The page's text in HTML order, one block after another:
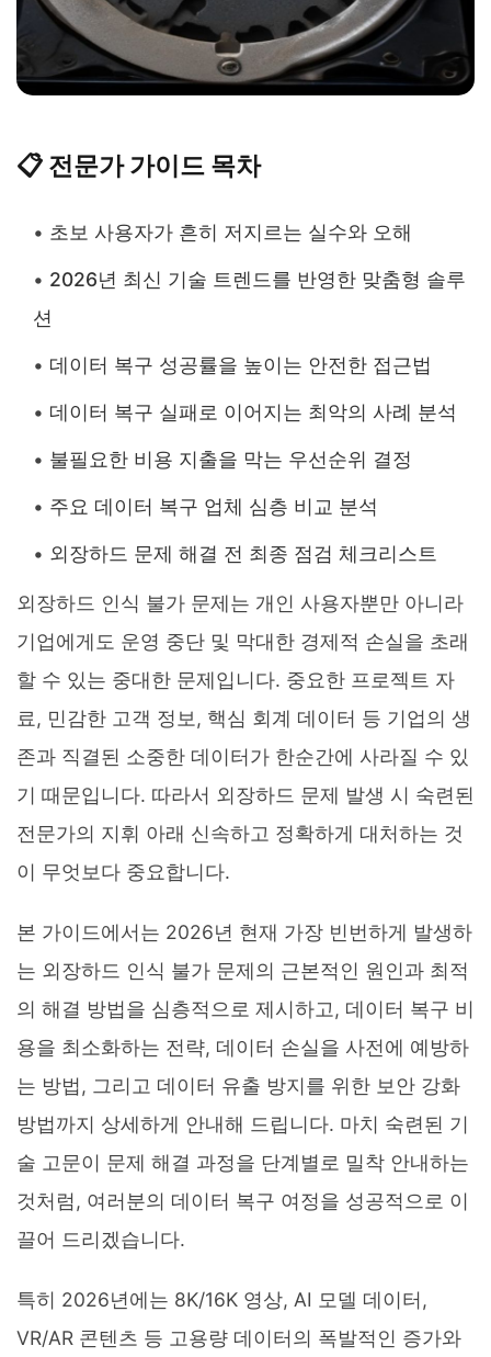
📋 전문가 가이드 목차
초보 사용자가 흔히 저지르는 실수와 오해
2026년 최신 기술 트렌드를 반영한 맞춤형 솔루
션
데이터 복구 성공률을 높이는 안전한 접근법
데이터 복구 실패로 이어지는 최악의 사례 분석
불필요한 비용 지출을 막는 우선순위 결정
주요 데이터 복구 업체 심층 비교 분석
외장하드 문제 해결 전 최종 점검 체크리스트
외장하드 인식 불가 문제는 개인 사용자뿐만 아니라
기업에게도 운영 중단 및 막대한 경제적 손실을 초래
할 수 있는 중대한 문제입니다. 중요한 프로젝트 자
료, 민감한 고객 정보, 핵심 회계 데이터 등 기업의 생
존과 직결된 소중한 데이터가 한순간에 사라질 수 있
기 때문입니다. 따라서 외장하드 문제 발생 시 숙련된
전문가의 지휘 아래 신속하고 정확하게 대처하는 것
이 무엇보다 중요합니다.
본 가이드에서는 2026년 현재 가장 빈번하게 발생하
는 외장하드 인식 불가 문제의 근본적인 원인과 최적
의 해결 방법을 심층적으로 제시하고, 데이터 복구 비
용을 최소화하는 전략, 데이터 손실을 사전에 예방하
는 방법, 그리고 데이터 유출 방지를 위한 보안 강화
방법까지 상세하게 안내해 드립니다. 마치 숙련된 기
술 고문이 문제 해결 과정을 단계별로 밀착 안내하는
것처럼, 여러분의 데이터 복구 여정을 성공적으로 이
끌어 드리겠습니다.
특히 2026년에는 8K/16K 영상, AI 모델 데이터,
VR/AR 콘텐츠 등 고용량 데이터의 폭발적인 증가와